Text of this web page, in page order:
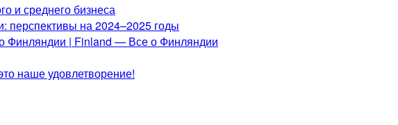
и среднего бизнеса
перспективы на 2024–2025 годы
Финляндии | Finland — Все о Финляндии
наше удовлетворение!